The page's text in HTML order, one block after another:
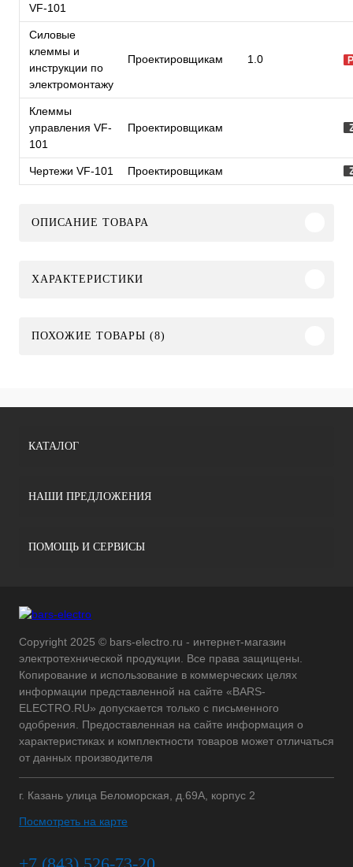
VF-101
Силовые
клеммы и
инструкции по
электромонтажу
Проектировщикам 1.0
Клеммы
управления VF-
101
Проектировщикам
Чертежи VF-101 Проектировщикам
ОПИСАНИЕ ТОВАРА
ХАРАКТЕРИСТИКИ
ПОХОЖИЕ ТОВАРЫ (8)
КАТАЛОГ
НАШИ ПРЕДЛОЖЕНИЯ
ПОМОЩЬ И СЕРВИСЫ
Copyright 2025 © bars-electro.ru - интернет-магазин
электротехнической продукции. Все права защищены.
Копирование и использование в коммерческих целях
информации представленной на сайте «BARS-
ELECTRO.RU» допускается только с письменного
одобрения. Предоставленная на сайте информация о
характеристиках и комплектности товаров может отличаться
от данных производителя
г. Казань улица Беломорская, д.69А, корпус 2
Посмотреть на карте